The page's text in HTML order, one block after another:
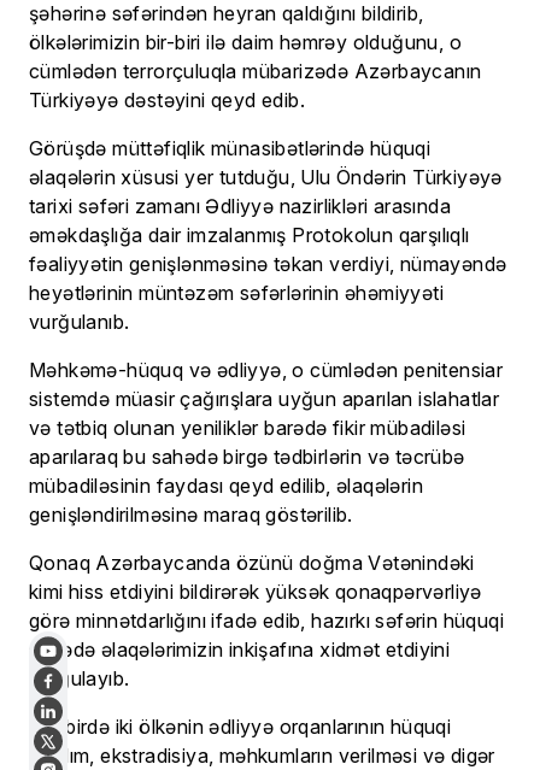
şəhərinə səfərindən heyran qaldığını bildirib,
ölkələrimizin bir-biri ilə daim həmrəy olduğunu, o
cümlədən terrorçuluqla mübarizədə Azərbaycanın
Türkiyəyə dəstəyini qeyd edib.
Görüşdə müttəfiqlik münasibətlərində hüquqi
əlaqələrin xüsusi yer tutduğu, Ulu Öndərin Türkiyəyə
tarixi səfəri zamanı Ədliyyə nazirlikləri arasında
əməkdaşlığa dair imzalanmış Protokolun qarşılıqlı
fəaliyyətin genişlənməsinə təkan verdiyi, nümayəndə
heyətlərinin müntəzəm səfərlərinin əhəmiyyəti
vurğulanıb.
Məhkəmə-hüquq və ədliyyə, o cümlədən penitensiar
sistemdə müasir çağırışlara uyğun aparılan islahatlar
və tətbiq olunan yeniliklər barədə fikir mübadiləsi
aparılaraq bu sahədə birgə tədbirlərin və təcrübə
mübadiləsinin faydası qeyd edilib, əlaqələrin
genişləndirilməsinə maraq göstərilib.
Qonaq Azərbaycanda özünü doğma Vətənindəki
kimi hiss etdiyini bildirərək yüksək qonaqpərvərliyə
görə minnətdarlığını ifadə edib, hazırkı səfərin hüquqi
sahədə əlaqələrimizin inkişafına xidmət etdiyini
vurğulayıb.
Tədbirdə iki ölkənin ədliyyə orqanlarının hüquqi
yardım, ekstradisiya, məhkumların verilməsi və digər